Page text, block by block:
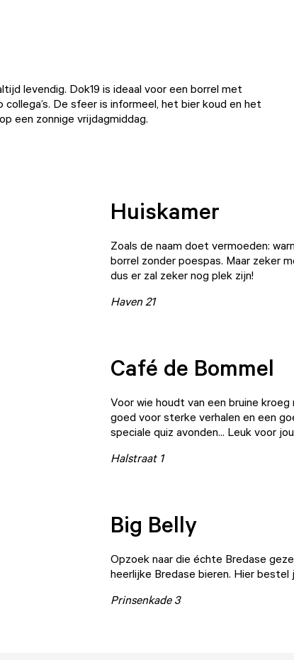
levendig. Dok19 is ideaal voor een borrel met
collega’s. De sfeer is informeel, het bier koud en het
een zonnige vrijdagmiddag.
Huiskamer
Zoals de naam doet vermoeden:
borrel zonder poespas. Maar zeker
dus er zal zeker nog plek zijn!
Haven 21
Café de Bommel
Voor wie houdt van een bruine
goed voor sterke verhalen en een
speciale quiz avonden... Leuk voor
Halstraat 1
Big Belly
Opzoek naar die échte Bredase
heerlijke Bredase bieren. Hier
Prinsenkade 3